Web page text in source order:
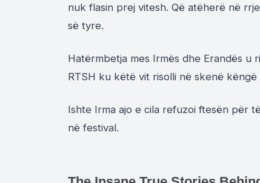
nuk flasin prej vitesh. Që atëherë në
së tyre.
Hatërmbetja mes Irmës dhe Erandës u
RTSH ku këtë vit risolli në skenë
Ishte Irma ajo e cila refuzoi ftesën për
në festival.